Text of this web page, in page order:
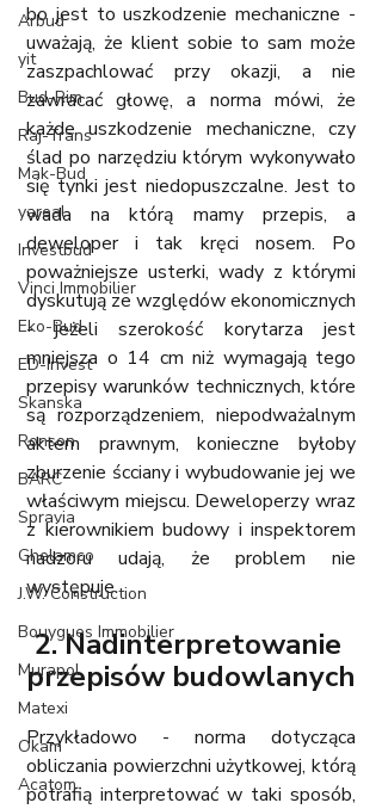
Arbud
yit
Bud-Rim
Raj-Trans
Mak-Bud
yareal
Investbud
Vinci Immobilier
Eko-Bud
ED-Invest
Skanska
Ronson
BARC
Spravia
Ghelamco
J.W. Construction
Bouygues Immobilier
Murapol
Matexi
Okam
Acatom
bo jest to uszkodzenie mechaniczne -
uważają, że klient sobie to sam może
zaszpachlować przy okazji, a nie
zawracać głowę, a norma mówi, że
każde uszkodzenie mechaniczne, czy
ślad po narzędziu którym wykonywało
się tynki jest niedopuszczalne. Jest to
wada na którą mamy przepis, a
deweloper i tak kręci nosem. Po
poważniejsze usterki, wady z którymi
dyskutują ze względów ekonomicznych
- jeżeli szerokość korytarza jest
mniejsza o 14 cm niż wymagają tego
przepisy warunków technicznych, które
są rozporządzeniem, niepodważalnym
aktem prawnym, konieczne byłoby
zburzenie ścciany i wybudowanie jej we
właściwym miejscu. Deweloperzy wraz
z kierownikiem budowy i inspektorem
nadzoru udają, że problem nie
występuje.
2. Nadinterpretowanie
przepisów budowlanych
Przykładowo - norma dotycząca
obliczania powierzchni użytkowej, którą
potrafią interpretować w taki sposób,